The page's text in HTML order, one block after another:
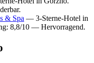
& Spa — 3-Sterne-Hotel in
8,8/10 — Hervorragend.